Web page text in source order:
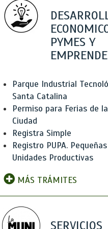
PYMES Y
Parque Industrial
Santa Catalina
Permiso para Ferias de la
Ciudad
Registra Simple
Registro PUPA. Pequeñas
Unidades Productivas
MÁS TRÁMITES
SERVICIOS